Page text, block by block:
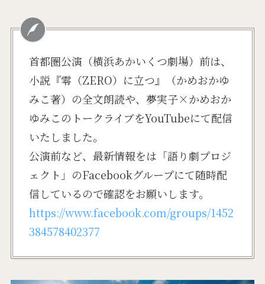
首都圏公演（横浜あかいくつ劇場）前は、
小説『零（ZERO）に立つ』（かめおかゆ
みこ著）の全文朗読や、夢実子×かめおか
ゆみこのトークライブをYouTubeにて配信
いたしました。
公演前など、最新情報をは「語り劇プロジ
ェクト」のFacebookグループにて随時配
信しているので確認をお願いします。
https://www.facebook.com/groups/1452
384578402377